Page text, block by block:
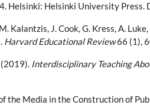
Helsinki: Helsinki University
Kalantzis, J. Cook, G. Kress, A.
Harvard Educational Review66 (1),
(2019). Interdisciplinary Teaching
the Media in the Construction of